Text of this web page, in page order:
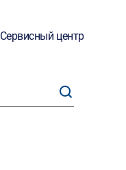
Сервисный центр